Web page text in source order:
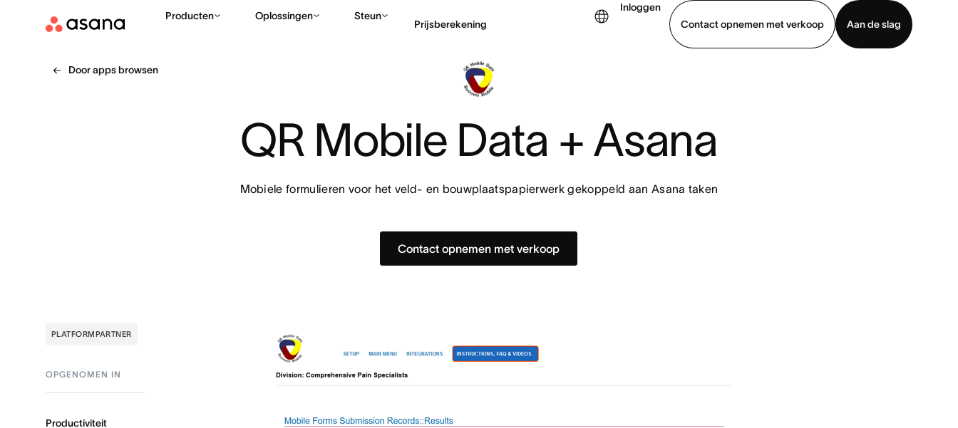
Producten Oplossingen Steun
Prijsberekening
Inloggen
Contact opnemen met verkoop
Aan de slag
Door apps browsen
QR Mobile Data + Asana
Mobiele formulieren voor het veld- en bouwplaatspapierwerk gekoppeld aan Asana taken
Contact opnemen met verkoop
PLATFORMPARTNER
OPGENOMEN IN
Productiviteit